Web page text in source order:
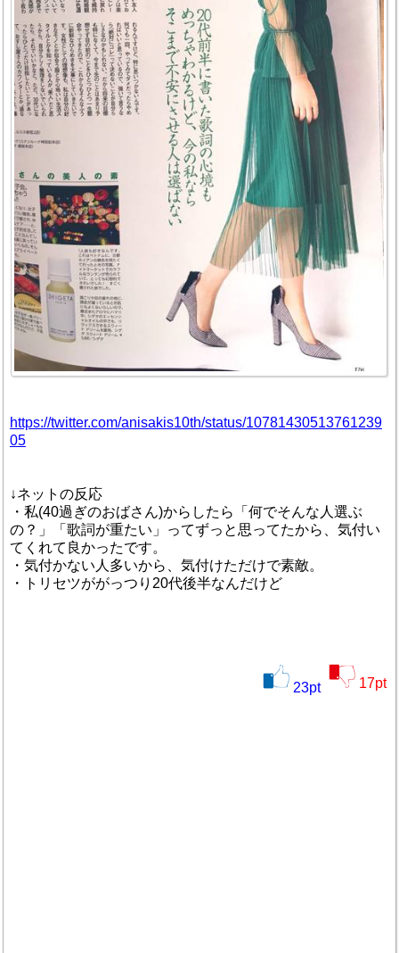
https://twitter.com/anisakis10th/status/10781430513761239
05
↓ネットの反応
・私(40過ぎのおばさん)からしたら「何でそんな人選ぶ
の？」「歌詞が重たい」ってずっと思ってたから、気付い
てくれて良かったです。
・気付かない人多いから、気付けただけで素敵。
・トリセツががっつり20代後半なんだけど
23pt 17pt